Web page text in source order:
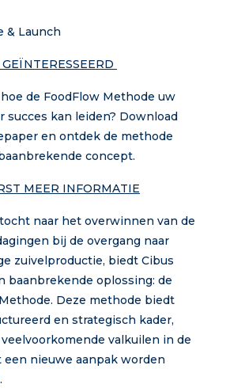
& Launch
de FoodFlow Methode uw
succes kan leiden? Download
en ontdek de methode
concept.
MEER INFORMATIE
naar het overwinnen van de
bij de overgang naar
zuivelproductie, biedt Cibus
baanbrekende oplossing: de
Deze methode biedt
en strategisch kader,
valkuilen in de
een nieuwe aanpak worden